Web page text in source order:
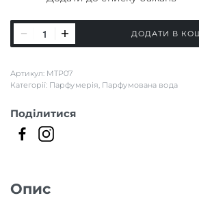
in
Sun
ДОДАТИ В
Артикул: MTP07
Категорії: Парфумерія, Парфумована вода
Поділитися
Опис